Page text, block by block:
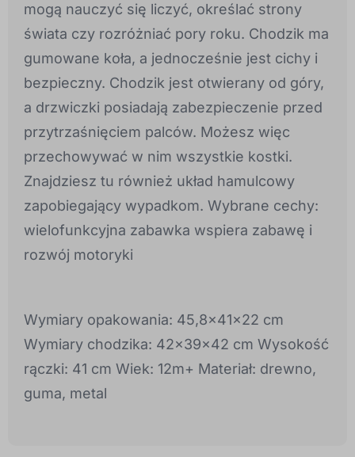
mogą nauczyć się liczyć, określać strony
świata czy rozróżniać pory roku. Chodzik ma
gumowane koła, a jednocześnie jest cichy i
bezpieczny. Chodzik jest otwierany od góry,
a drzwiczki posiadają zabezpieczenie przed
przytrzaśnięciem palców. Możesz więc
przechowywać w nim wszystkie kostki.
Znajdziesz tu również układ hamulcowy
zapobiegający wypadkom. Wybrane cechy:
wielofunkcyjna zabawka wspiera zabawę i
rozwój motoryki
Wymiary opakowania: 45,8x41x22 cm
Wymiary chodzika: 42x39x42 cm Wysokość
rączki: 41 cm Wiek: 12m+ Materiał: drewno,
guma, metal